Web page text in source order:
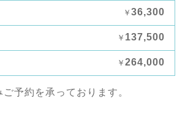
￥ 36,300
￥ 137,500
￥ 264,000
予約を承っております。